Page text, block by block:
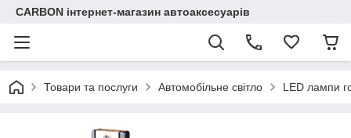
CARBON інтернет-магазин автоаксесуарів
Товари та послуги Автомобільне світло LED лампи